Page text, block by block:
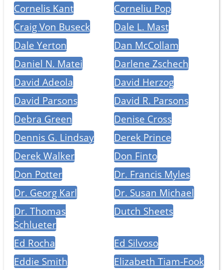
Cornelis Kant
Corneliu Pop
Craig Von Buseck
Dale L. Mast
Dale Yerton
Dan McCollam
Daniel N. Matei
Darlene Zschech
David Adeola
David Herzog
David Parsons
David R. Parsons
Debra Green
Denise Cross
Dennis G. Lindsay
Derek Prince
Derek Walker
Don Finto
Don Potter
Dr. Francis Myles
Dr. Georg Karl
Dr. Susan Michael
Dr. Thomas
Schlueter
Dutch Sheets
Ed Rocha
Ed Silvoso
Eddie Smith
Elizabeth Tiam-Fook